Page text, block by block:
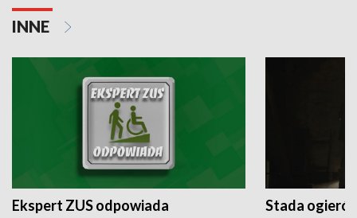
INNE
Ekspert ZUS odpowiada Stada